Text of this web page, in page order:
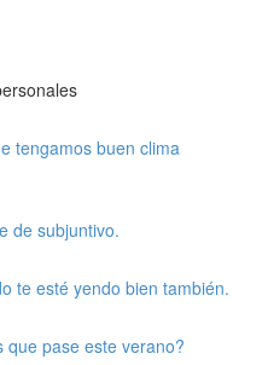
tengamos buen clima
de subjuntivo.
te esté yendo bien también.
que pase este verano?